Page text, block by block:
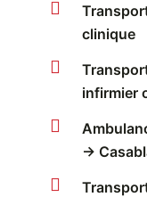
clinique
infirmier
→